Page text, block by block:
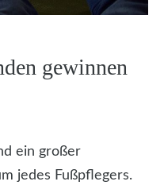
gewinnen
ein großer
jedes Fußpflegers.